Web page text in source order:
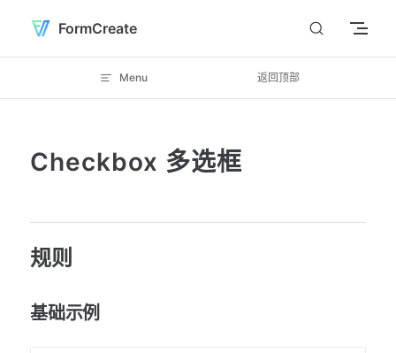
Skip to content
FormCreate
Menu 返回顶部
Checkbox 多选框
规则
基础示例